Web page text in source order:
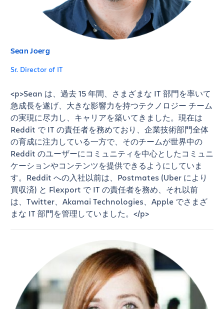
Sean Joerg
Sr. Director of IT
<p>Sean は、過去 15 年間、さまざまな IT 部門を率いて
急成長を遂げ、大きな影響力を持つテクノロジー チーム
の実現に尽力し、キャリアを築いてきました。現在は
Reddit で IT の責任者を務めており、企業技術部門全体
の育成に注力している一方で、そのチームが世界中の
Reddit のユーザーにコミュニティを中心としたコミュニ
ケーションやコンテンツを提供できるようにしていま
す。Reddit への入社以前は、Postmates (Uber により
買収済) と Flexport で IT の責任者を務め、それ以前
は、Twitter、Akamai Technologies、Apple でさまざ
まな IT 部門を管理していました。</p>